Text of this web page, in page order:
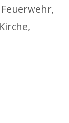
Feuerwehr,
Kirche,